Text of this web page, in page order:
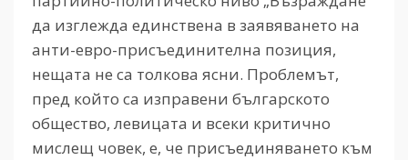
да изглежда единствена в заявяването на
анти-евро-присъединителна позиция,
нещата не са толкова ясни. Проблемът,
пред който са изправени българското
общество, левицата и всеки критично
мислещ човек, е, че присъединяването към